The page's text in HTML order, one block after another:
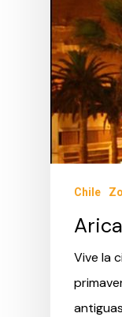
Chile
Arica
Vive la